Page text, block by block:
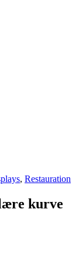
, Restauration
kurve